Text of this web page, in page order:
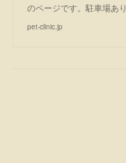
のページです。駐車場あ
pet-clinic.jp